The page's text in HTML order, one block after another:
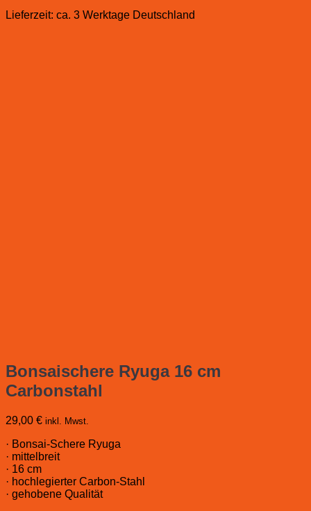
Lieferzeit: ca. 3 Werktage Deutschland
Bonsaischere Ryuga 16 cm
Carbonstahl
29,00 € inkl. Mwst.
· Bonsai-Schere Ryuga
· mittelbreit
· 16 cm
· hochlegierter Carbon-Stahl
· gehobene Qualität